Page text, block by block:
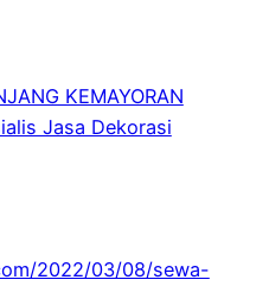
KEMAYORAN
Jasa Dekorasi
2022/03/08/sewa-